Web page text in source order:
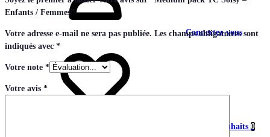
Connectez-vous
Liste de souhaits 0
Enfants / Femmes”
Votre adresse e-mail ne sera pas publiée. Les champs obligatoires sont
indiqués avec *
Votre note *
Votre avis *